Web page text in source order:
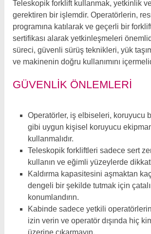
Teleskopik forklift kullanmak, yetkinlik
gerektiren bir işlemdir. Operatörlerin,
programına katılarak ve geçerli bir
sertifikası alarak yetkinleşmeleri
süreci, güvenli sürüş teknikleri, yük
ve makinenin doğru kullanımını
GÜVENLIK ÖNLEMLERI
Operatörler, iş elbiseleri, koruyucu
gibi uygun kişisel koruyucu
kullanmalıdır.
Teleskopik forkliftleri sadece sert
kullanın ve eğimli yüzeylerde
Kaldırma kapasitesini aşmaktan
dengeli bir şekilde tutmak için
konumlandırın.
Kabinde sadece yetkili
izin verin ve operatör dışında hiç